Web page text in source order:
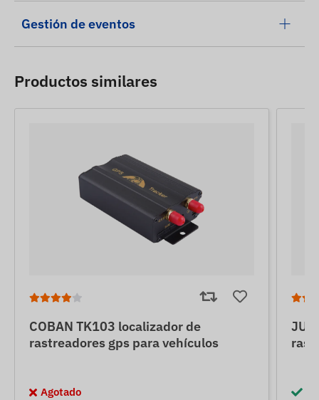
Gestión de eventos
Productos similares
COBAN TK103 localizador de
rastreadores gps para vehículos
Agotado